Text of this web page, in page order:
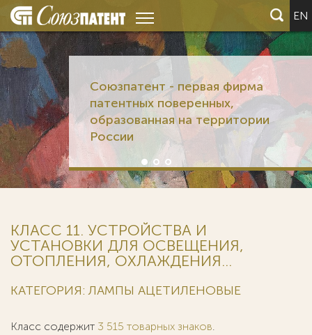
EN
Союзпатент - первая фирма
патентных поверенных,
образованная на территории
России
КЛАСС 11. УСТРОЙСТВА И
УСТАНОВКИ ДЛЯ ОСВЕЩЕНИЯ,
ОТОПЛЕНИЯ, ОХЛАЖДЕНИЯ...
КАТЕГОРИЯ: ЛАМПЫ АЦЕТИЛЕНОВЫЕ
Класс содержит 3 515 товарных знаков.